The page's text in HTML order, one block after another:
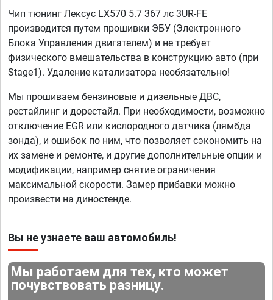
Чип тюнинг Лексус LX570 5.7 367 лс 3UR-FE
производится путем прошивки ЭБУ (Электронного
Блока Управления двигателем) и не требует
физического вмешательства в конструкцию авто (при
Stage1). Удаление катализатора необязательно!
Мы прошиваем бензиновые и дизельные ДВС,
рестайлинг и дорестайл. При необходимости, возможно
отключение EGR или кислородного датчика (лямбда
зонда), и ошибок по ним, что позволяет сэкономить на
их замене и ремонте, и другие дополнительные опции и
модификации, например снятие ограничения
максимальной скорости. Замер прибавки можно
произвести на диностенде.
Вы не узнаете ваш автомобиль!
Мы работаем для тех, кто может
почувствовать разницу.